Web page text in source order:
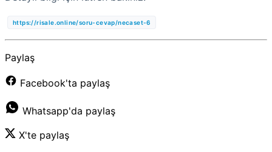
https://risale.online/soru-cevap/necaset-6
Paylaş
Facebook'ta paylaş
Whatsapp'da paylaş
X'te paylaş